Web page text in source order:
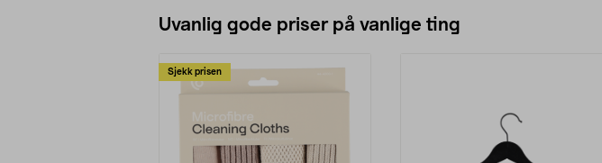
Uvanlig gode priser på vanlige ting
Sjekk prisen